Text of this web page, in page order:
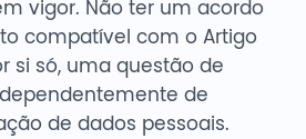
vigor. Não ter um acordo
compatível com o Artigo
si só, uma questão de
de
de dados pessoais.